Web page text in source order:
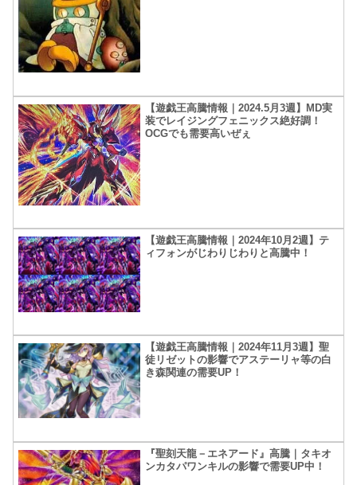
【遊戯王高騰情報｜2024.5月3週】MD実
装でレイジングフェニックス絶好調！
OCGでも需要高いぜぇ
【遊戯王高騰情報｜2024年10月2週】テ
ィフォンがじわりじわりと高騰中！
【遊戯王高騰情報｜2024年11月3週】聖
徒リゼットの影響でアステーリャ等の白
き森関連の需要UP！
『聖刻天龍－エネアード』高騰｜タキオ
ンカタパワンキルの影響で需要UP中！